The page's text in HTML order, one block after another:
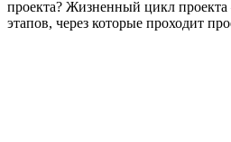
проекта? Жизненный цикл проекта
этапов, через которые проходит